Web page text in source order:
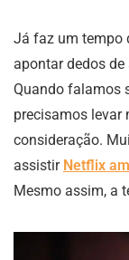
Já faz um tempo
apontar dedos
Quando falamos
precisamos levar
consideração.
assistir Netflix
Mesmo assim, a